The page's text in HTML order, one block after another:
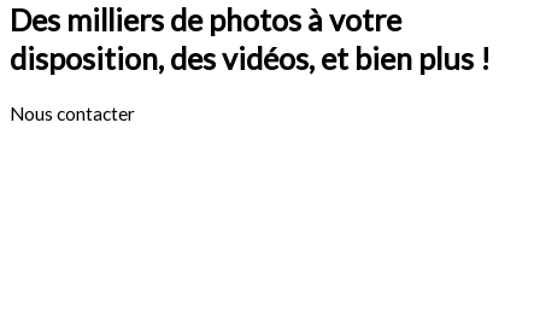
Des milliers de photos à votre
disposition, des vidéos, et bien plus !
Nous contacter